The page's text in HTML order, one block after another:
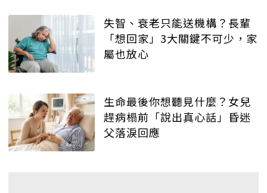
失智、衰老只能送機構？長輩
「想回家」3大關鍵不可少，家
屬也放心
生命最後你想聽見什麼？女兒
趕病榻前「說出真心話」昏迷
父落淚回應